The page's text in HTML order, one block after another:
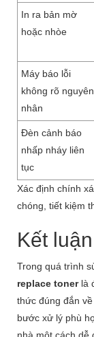
In ra bản mờ
hoặc nhòe
Máy báo lỗi
không rõ nguyên
nhân
Đèn cảnh báo
nhấp nháy liên
tục
Xác định chính
chóng, tiết kiệm
Kết luận
Trong quá trình
replace tonerlà
thức đúng đắn
bước xử lý phù
nhà một cách dễ